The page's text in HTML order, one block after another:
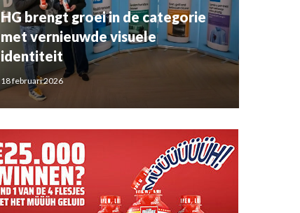
HG brengt groei in de categorie
met vernieuwde visuele
identiteit
18 februari 2026